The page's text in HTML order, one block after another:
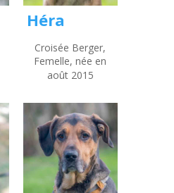
Héra
Croisée Berger,
Femelle, née en
août 2015